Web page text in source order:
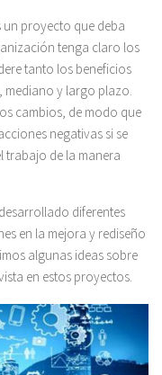
un proyecto que deba
tenga claro los
tanto los beneficios
mediano y largo plazo.
cambios, de modo que
negativas si se
trabajo de la manera
diferentes
en la mejora y rediseño
algunas ideas sobre
en estos proyectos.